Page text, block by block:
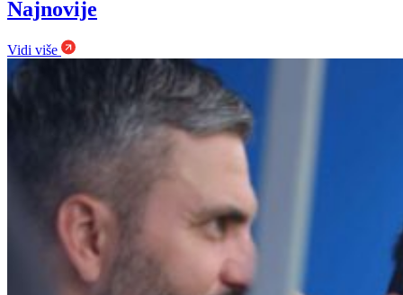
Najnovije
Vidi više